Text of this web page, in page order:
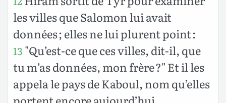
les villes que Salomon lui avait
données ; elles ne lui plurent point :
13 "Qu’est-ce que ces villes, dit-il, que
tu m’as données, mon frère ?" Et il les
appela le pays de Kaboul, nom qu’elles